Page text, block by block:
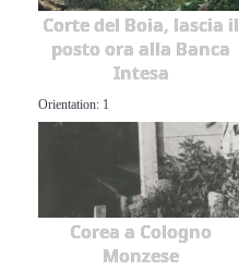
Corte del Boia, lascia il
posto ora alla Banca
Intesa
Orientation: 1
Corea a Cologno
Monzese